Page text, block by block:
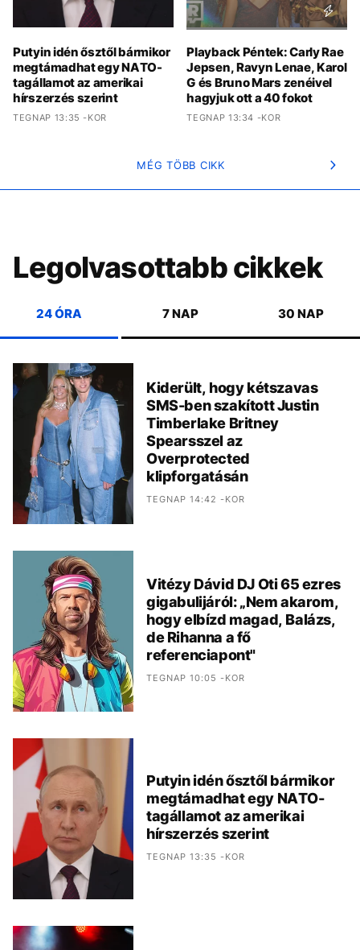
Putyin idén ősztől bármikor
megtámadhat egy NATO-
tagállamot az amerikai
hírszerzés szerint
TEGNAP 13:35 -KOR
Playback Péntek: Carly Rae
Jepsen, Ravyn Lenae, Karol
G és Bruno Mars zenéivel
hagyjuk ott a 40 fokot
TEGNAP 13:34 -KOR
MÉG TÖBB CIKK
Legolvasottabb cikkek
24 ÓRA 7 NAP 30 NAP
Kiderült, hogy kétszavas
SMS-ben szakított Justin
Timberlake Britney
Spearsszel az
Overprotected
klipforgatásán
TEGNAP 14:42 -KOR
Vitézy Dávid DJ Oti 65 ezres
gigabulijáról: „Nem akarom,
hogy elbízd magad, Balázs,
de Rihanna a fő
referenciapont"
TEGNAP 10:05 -KOR
Putyin idén ősztől bármikor
megtámadhat egy NATO-
tagállamot az amerikai
hírszerzés szerint
TEGNAP 13:35 -KOR